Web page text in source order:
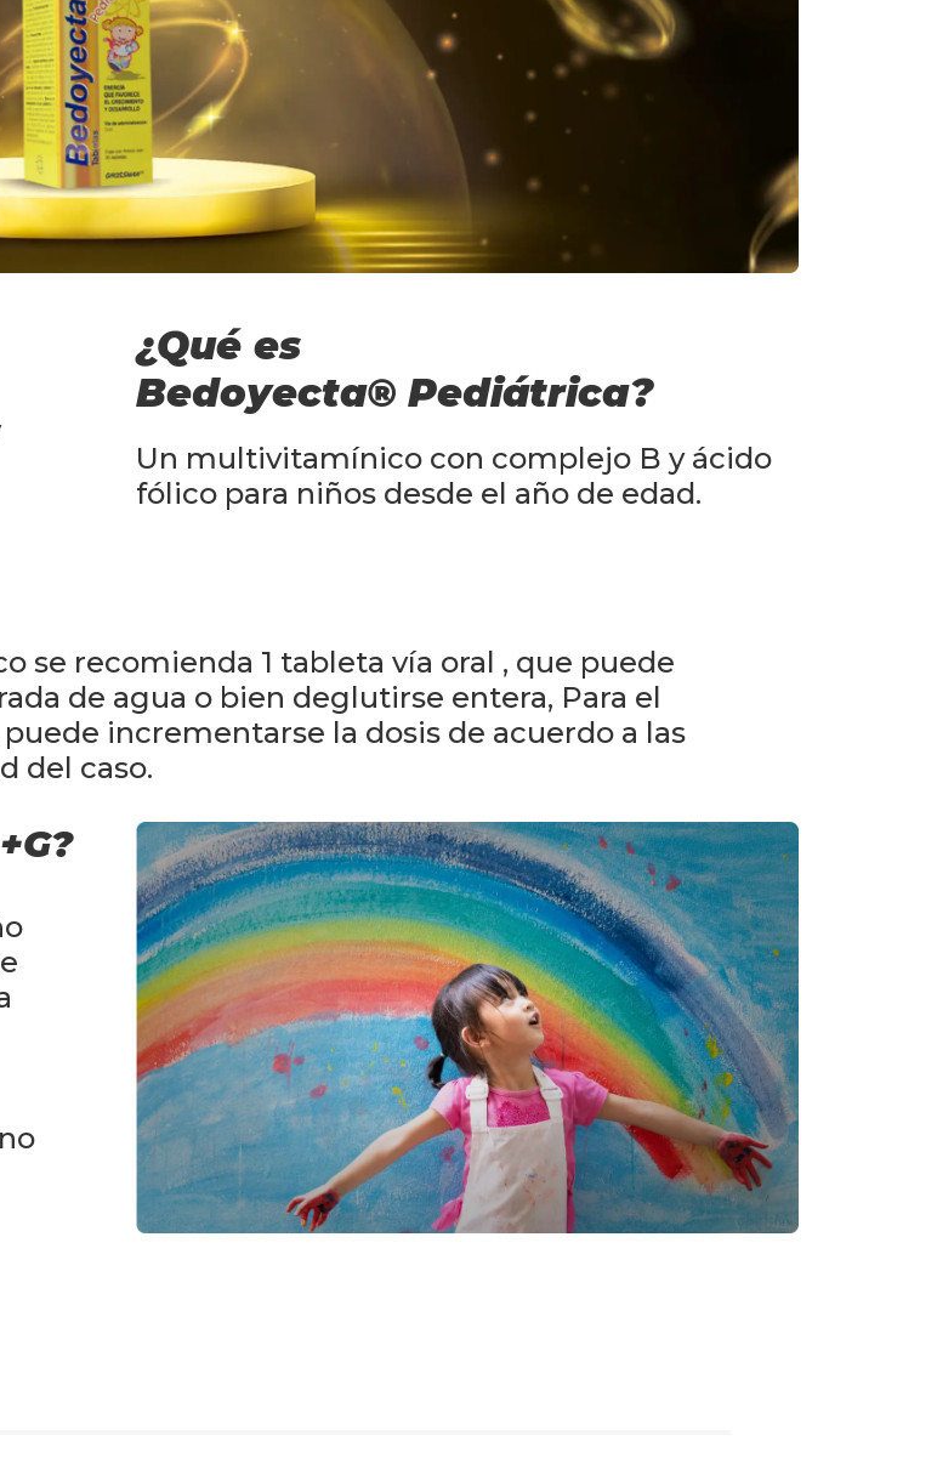
¿Qué es
Bedoyecta® Pediátrica?
Un multivitamínico con complejo B y ácido
fólico para niños desde el año de edad.
se recomienda 1 tableta vía oral , que puede
de agua o bien deglutirse entera, Para el
incrementarse la dosis de acuerdo a las
del caso.